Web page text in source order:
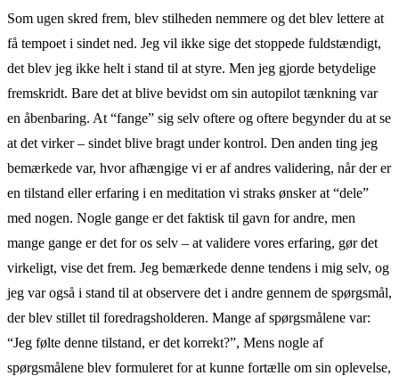
Som ugen skred frem, blev stilheden nemmere og det blev lettere at
få tempoet i sindet ned. Jeg vil ikke sige det stoppede fuldstændigt,
det blev jeg ikke helt i stand til at styre. Men jeg gjorde betydelige
fremskridt. Bare det at blive bevidst om sin autopilot tænkning var
en åbenbaring. At “fange” sig selv oftere og oftere begynder du at se
at det virker – sindet blive bragt under kontrol. Den anden ting jeg
bemærkede var, hvor afhængige vi er af andres validering, når der er
en tilstand eller erfaring i en meditation vi straks ønsker at “dele”
med nogen. Nogle gange er det faktisk til gavn for andre, men
mange gange er det for os selv – at validere vores erfaring, gør det
virkeligt, vise det frem. Jeg bemærkede denne tendens i mig selv, og
jeg var også i stand til at observere det i andre gennem de spørgsmål,
der blev stillet til foredragsholderen. Mange af spørgsmålene var:
“Jeg følte denne tilstand, er det korrekt?”, Mens nogle af
spørgsmålene blev formuleret for at kunne fortælle om sin oplevelse,